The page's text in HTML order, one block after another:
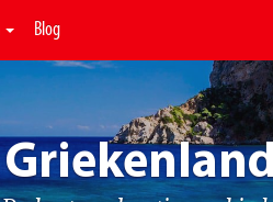
Blog